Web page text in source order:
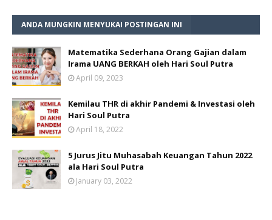
ANDA MUNGKIN MENYUKAI POSTINGAN INI
Matematika Sederhana Orang Gajian dalam
Irama UANG BERKAH oleh Hari Soul Putra
April 09, 2023
Kemilau THR di akhir Pandemi & Investasi oleh
Hari Soul Putra
April 18, 2022
5 Jurus Jitu Muhasabah Keuangan Tahun 2022
ala Hari Soul Putra
January 03, 2022